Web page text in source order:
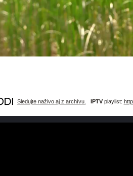
Sledujte naživo aj z archívu. IPTVplaylist: